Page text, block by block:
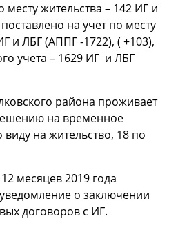
жительства – 142 ИГ и
на учет по месту
и ЛБГ (АППГ -1722), ( +103),
учета – 1629 ИГ и ЛБГ
района проживает
на временное
на жительство, 18 по
месяцев 2019 года
о заключении
договоров с ИГ.